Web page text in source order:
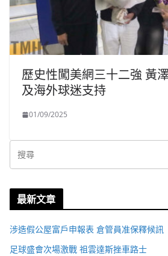
歷史性闖美網三十二強 黃
及海外球迷支持
01/09/2025
最新文章
涉造假公屋富戶申報表 倉管員准保釋候訊
足球盛會次場激戰 祖雲達斯挫車路士